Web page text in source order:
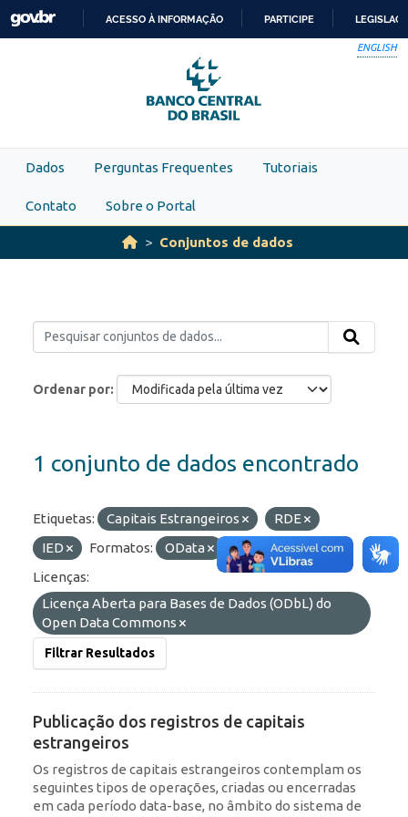
Skip to main content
PARA
O
CONTEÚDO
ACESSO À INFORMAÇÃO PARTICIPE
ENGLISH
Dados Perguntas Frequentes Tutoriais
Contato Sobre o Portal
Conjuntos de dados
Ordenar por
1 conjunto de dados encontrado
Etiquetas: Capitais Estrangeiros
RDE
IED
Formatos: OData HTML
API
Licenças:
Licença Aberta para Bases de Dados (ODbL) do
Open Data Commons
Filtrar Resultados
Publicação dos registros de capitais
estrangeiros
Os registros de capitais estrangeiros contemplam os
seguintes tipos de operações, criadas ou encerradas
em cada período data-base, no âmbito do sistema de